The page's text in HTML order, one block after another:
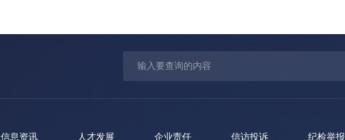
信息资讯 人才发展 企业责任 信访投诉 纪检举报